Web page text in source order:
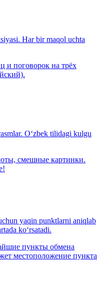
Har bir maqol uchta
и поговорок на трёх
O‘zbek tilidagi kulgu
смешные картинки.
yaqin punktlarni aniqlab
ko‘rsatadi.
пункты обмена
местоположение пункта